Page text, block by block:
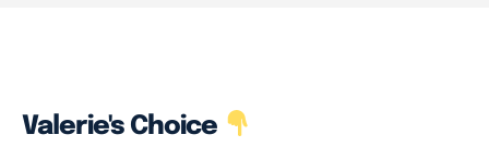
Valerie's Choice